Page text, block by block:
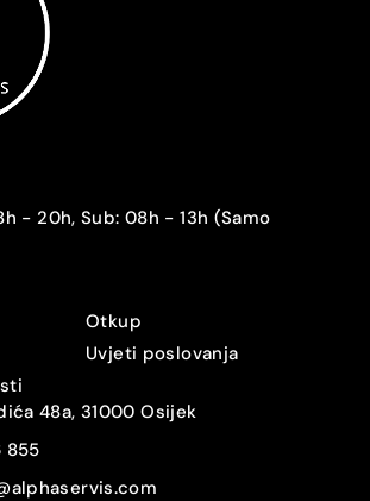
- 20h, Sub: 08h - 13h (Samo
Otkup
Uvjeti poslovanja
48a, 31000 Osijek
855